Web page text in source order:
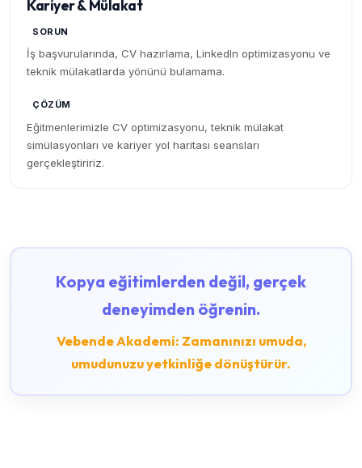
Kariyer & Mülakat
SORUN
İş başvurularında, CV hazırlama, LinkedIn optimizasyonu ve
teknik mülakatlarda yönünü bulamama.
ÇÖZÜM
Eğitmenlerimizle CV optimizasyonu, teknik mülakat
simülasyonları ve kariyer yol haritası seansları
gerçekleştiririz.
Kopya eğitimlerden değil, gerçek
deneyimden öğrenin.
Vebende Akademi: Zamanınızı umuda,
umudunuzu yetkinliğe dönüştürür.